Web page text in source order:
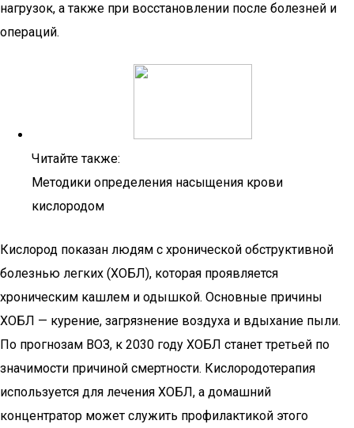
нагрузок, а также при восстановлении после болезней и
операций.
Читайте также:
Методики определения насыщения крови
кислородом
Кислород показан людям с хронической обструктивной
болезнью легких (ХОБЛ), которая проявляется
хроническим кашлем и одышкой. Основные причины
ХОБЛ — курение, загрязнение воздуха и вдыхание пыли.
По прогнозам ВОЗ, к 2030 году ХОБЛ станет третьей по
значимости причиной смертности. Кислородотерапия
используется для лечения ХОБЛ, а домашний
концентратор может служить профилактикой этого